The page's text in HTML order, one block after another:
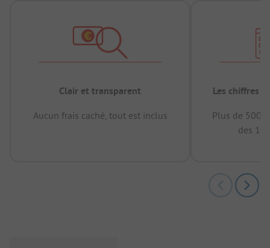
Clair et transparent
Aucun frais caché, tout est inclus
Les chiffres
Plus de
des 12